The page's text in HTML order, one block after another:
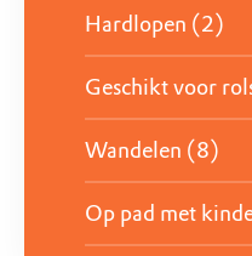
Hardlopen (2)
Geschikt voor
Wandelen (8)
Op pad met